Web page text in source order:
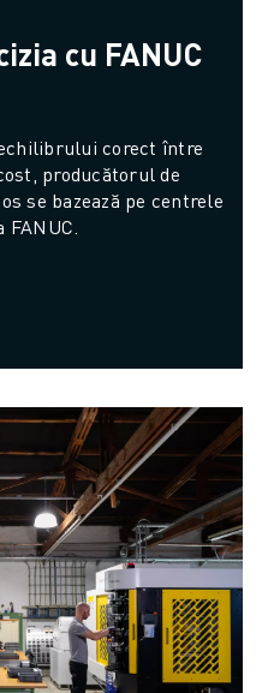
cu FANUC
corect între
producătorul de
se bazează pe centrele
FANUC.